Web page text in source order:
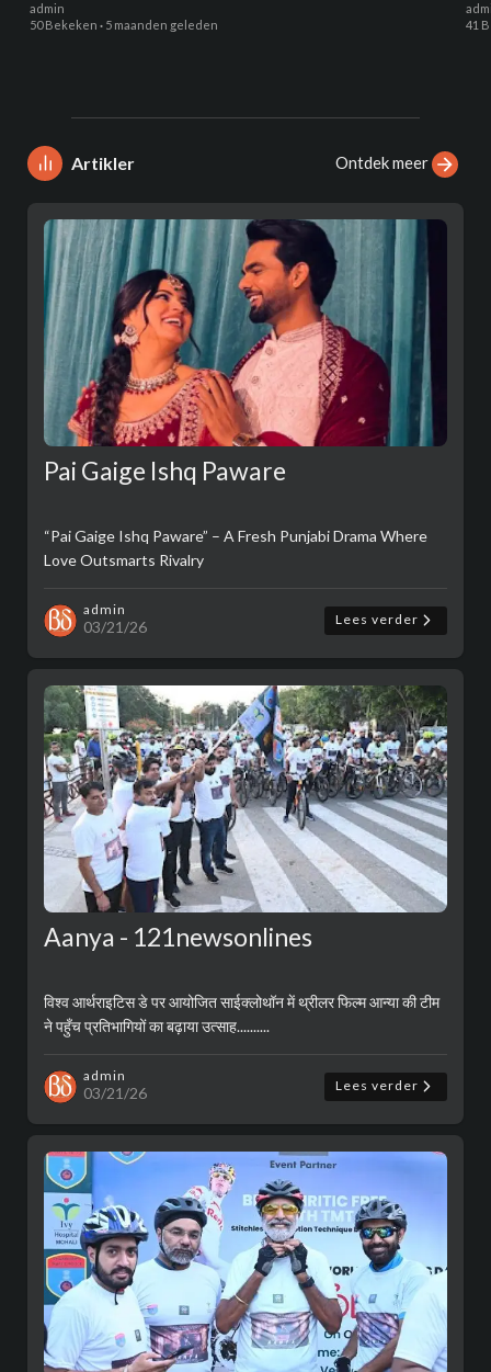
admin
50 Bekeken · 5 maanden geleden
41
Artikler Ontdek meer
Pai Gaige Ishq Paware
“Pai Gaige Ishq Paware” – A Fresh Punjabi Drama Where
Love Outsmarts Rivalry
admin
03/21/26 Lees verder
Aanya - 121newsonlines
विश्व आर्थराइटिस डे पर आयोजित साईक्लोथॉन में थ्रीलर फिल्म आन्या की टीम
ने पहुँच प्रतिभागियों का बढ़ाया उत्साह..........
admin
03/21/26 Lees verder